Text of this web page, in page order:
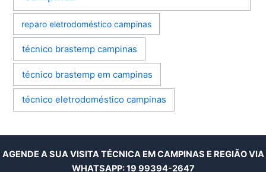
reparo eletrodoméstico campinas
técnico brastemp campinas
técnico brastemp em campinas
técnico eletrodoméstico campinas
AGENDE A SUA VISITA TÉCNICA EM CAMPINAS E REGIÃO VIA
WHATSAPP:19 99394-2647